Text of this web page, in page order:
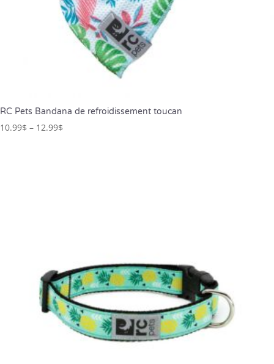
RC Pets Bandana de refroidissement toucan
10.99$ – 12.99$